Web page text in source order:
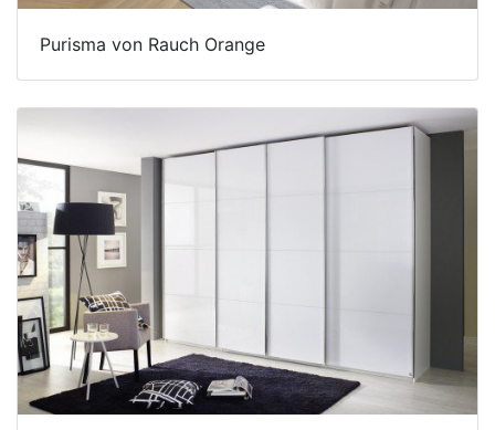
Purisma von Rauch Orange